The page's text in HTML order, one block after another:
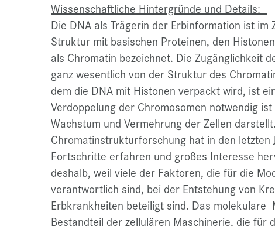
Wissenschaftliche Hintergründe und Details:
Die DNA als Trägerin der Erbinformation ist im
Struktur mit basischen Proteinen, den
als Chromatin bezeichnet. Die Zugänglichkeit
ganz wesentlich von der Struktur des
dem die DNA mit Histonen verpackt wird, ist
Verdoppelung der Chromosomen notwendig
Wachstum und Vermehrung der Zellen
Chromatinstrukturforschung hat in den letzten
Fortschritte erfahren und großes Interesse
deshalb, weil viele der Faktoren, die für die
verantwortlich sind, bei der Entstehung von
Erbkrankheiten beteiligt sind. Das
Bestandteil der zellulären Maschinerie, die für